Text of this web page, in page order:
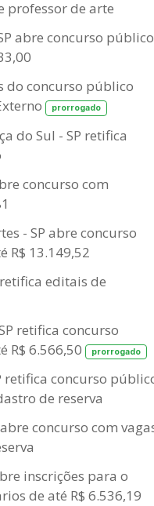
professor de arte
abre concurso público
do concurso público
prorrogado
do Sul - SP retifica
concurso com
- SP abre concurso
R$ 13.149,52
editais de
retifica concurso
R$ 6.566,50
prorrogado
retifica concurso
de reserva
concurso com
inscrições para o
de até R$ 6.536,19